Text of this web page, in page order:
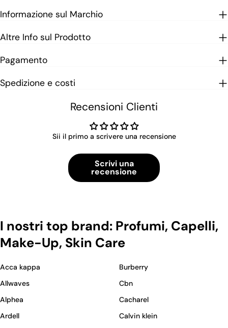
Informazione sul Marchio
Altre Info sul Prodotto
Pagamento
Spedizione e costi
Recensioni Clienti
Sii il primo a scrivere una recensione
Scrivi una
recensione
I nostri top brand: Profumi, Capelli,
Make-Up, Skin Care
Acca kappa
Allwaves
Alphea
Ardell
Burberry
Cbn
Cacharel
Calvin klein